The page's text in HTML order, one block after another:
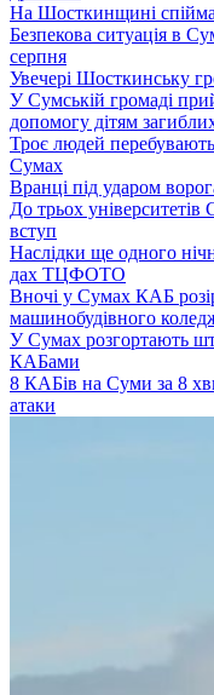
На Шосткинщині
Безпекова ситуація в
серпня
Увечері Шосткинську
У Сумській громаді
допомогу дітям
Троє людей
Сумах
Вранці під ударом
До трьох
вступ
Наслідки ще одного
дах ТЦФОТО
Вночі у Сумах КАБ
машинобудівного
У Сумах розгортають
КАБами
8 КАБів на Суми за 8
атаки